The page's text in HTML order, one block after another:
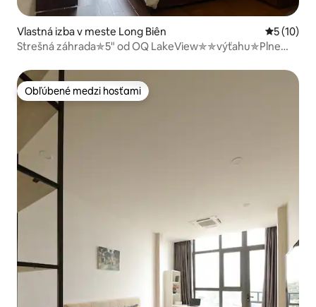
Vlastná izba v meste Long Biên
5 (10)
Strešná záhrada✯5" od OQ LakeView✯✯výťahu✯Plne
Obľúbené medzi hosťami
Obľúbené medzi hosťami